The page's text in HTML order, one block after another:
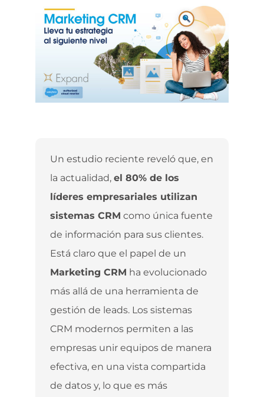
Un estudio reciente reveló que, en
la actualidad, el 80% de los
líderes empresariales utilizan
sistemas CRM como única fuente
de información para sus clientes.
Está claro que el papel de un
Marketing CRM ha evolucionado
más allá de una herramienta de
gestión de leads. Los sistemas
CRM modernos permiten a las
empresas unir equipos de manera
efectiva, en una vista compartida
de datos y, lo que es más